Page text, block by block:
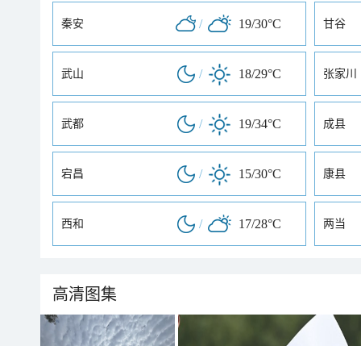
秦安 / 19/30°C 甘谷
武山 / 18/29°C 张家川
武都 / 19/34°C 成县
宕昌 / 15/30°C 康县
西和 / 17/28°C 两当
高清图集